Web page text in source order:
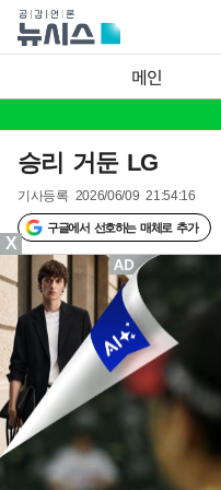
메인
승리 거둔 LG
기사등록 2026/06/09 21:54:16
구글에서 선호하는 매체로 추가
X